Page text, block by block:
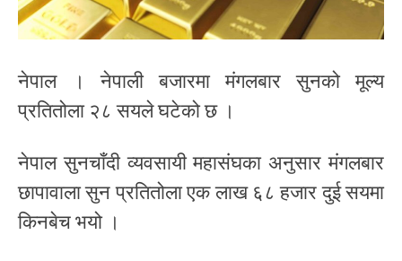
नेपाल । नेपाली बजारमा मंगलबार सुनको मूल्य
प्रतितोला २८ सयले घटेको छ ।
नेपाल सुनचाँदी व्यवसायी महासंघका अनुसार मंगलबार
छापावाला सुन प्रतितोला एक लाख ६८ हजार दुई सयमा
किनबेच भयो ।